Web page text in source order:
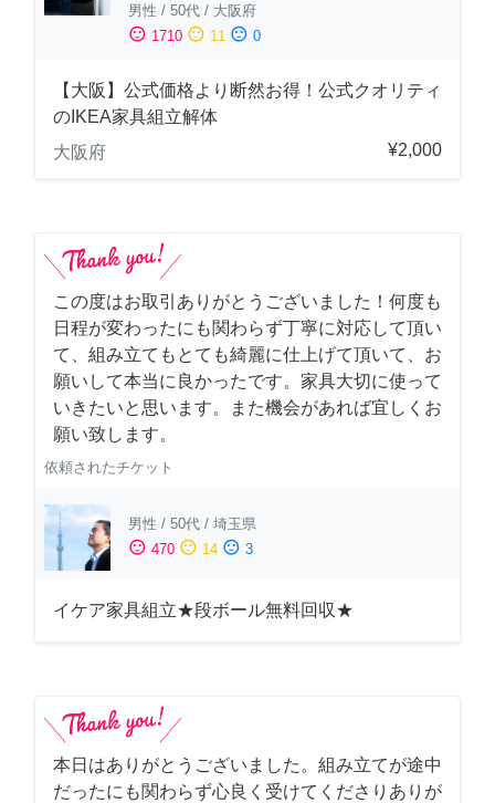
男性 / 50代 / 大阪府
sentiment_satisfied 1710 sentiment_neutral 11 sentiment_dissatisfied 0
【大阪】公式価格より断然お得！公式クオリティ
のIKEA家具組立解体
大阪府
¥2,000
この度はお取引ありがとうございました！何度も
日程が変わったにも関わらず丁寧に対応して頂い
て、組み立てもとても綺麗に仕上げて頂いて、お
願いして本当に良かったです。家具大切に使って
いきたいと思います。また機会があれば宜しくお
願い致します。
依頼されたチケット
男性 / 50代 / 埼玉県
sentiment_satisfied 470 sentiment_neutral 14 sentiment_dissatisfied 3
イケア家具組立★段ボール無料回収★
本日はありがとうございました。組み立てが途中
だったにも関わらず心良く受けてくださりありが